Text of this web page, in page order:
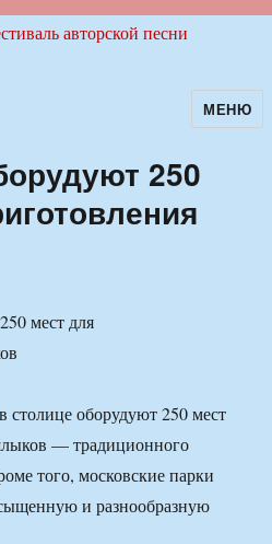
авторскойМЕНЮ
250
оборудуют 250 мест
— традиционного
того, московские парки
и разнообразную